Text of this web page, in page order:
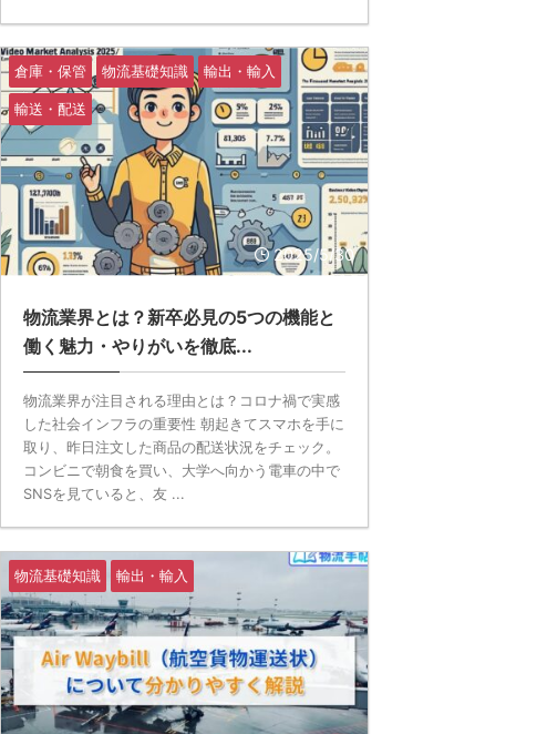
2025/5/30
倉庫・保管 物流基礎知識 輸出・輸入
輸送・配送
物流業界とは？新卒必見の5つの機能と
働く魅力・やりがいを徹底...
物流業界が注目される理由とは？コロナ禍で実感
した社会インフラの重要性 朝起きてスマホを手に
取り、昨日注文した商品の配送状況をチェック。
コンビニで朝食を買い、大学へ向かう電車の中で
SNSを見ていると、友 ...
物流基礎知識 輸出・輸入